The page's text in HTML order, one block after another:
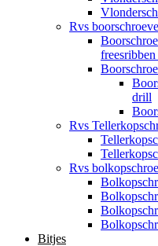
Rvs
drill
Rvs
Rvs
Bitjes